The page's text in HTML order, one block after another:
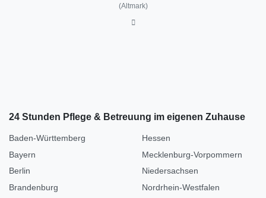
(Altmark)
24 Stunden Pflege & Betreuung im eigenen Zuhause
Baden-Württemberg
Bayern
Berlin
Brandenburg
Hessen
Mecklenburg-Vorpommern
Niedersachsen
Nordrhein-Westfalen